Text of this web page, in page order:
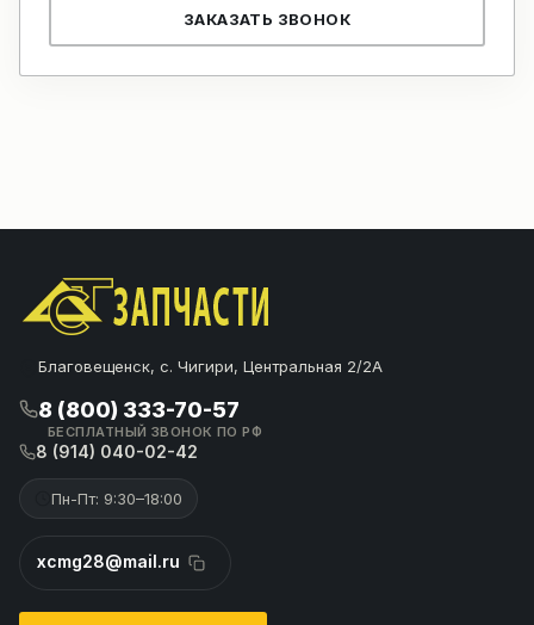
ЗАКАЗАТЬ ЗВОНОК
Благовещенск, с. Чигири, Центральная 2/2А
8 (800) 333-70-57
БЕСПЛАТНЫЙ ЗВОНОК ПО РФ
8 (914) 040-02-42
Пн-Пт: 9:30–18:00
xcmg28@mail.ru